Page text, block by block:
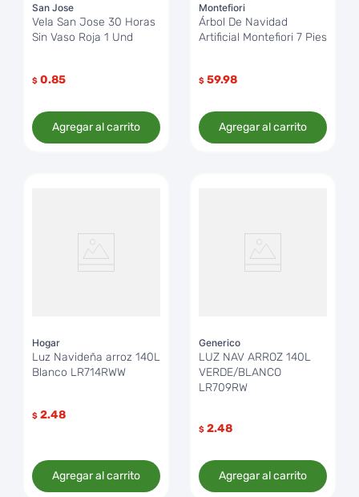
San Jose
Vela San Jose 30 Horas
Sin Vaso Roja 1 Und
$ 0.85
Agregar al carrito
Montefiori
Árbol De Navidad
Artificial Montefiori 7 Pies
$ 59.98
Agregar al carrito
Hogar
Luz Navideña arroz 140L
Blanco LR714RWW
$ 2.48
Agregar al carrito
Generico
LUZ NAV ARROZ 140L
VERDE/BLANCO
LR709RW
$ 2.48
Agregar al carrito